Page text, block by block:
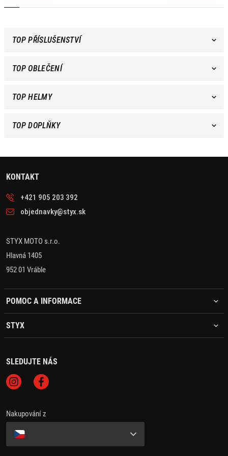
TOP PŘÍSLUŠENSTVÍ
TOP OBLEČENÍ
TOP HELMY
TOP DOPLŇKY
KONTAKT
+421 905 203 392
objednavky@styx.sk
STYX MOTO s.r.o.
Hlavná 1405
952 01 Vráble
POMOC A INFORMACE
STYX
SLEDUJTE NÁS
Nakupování z